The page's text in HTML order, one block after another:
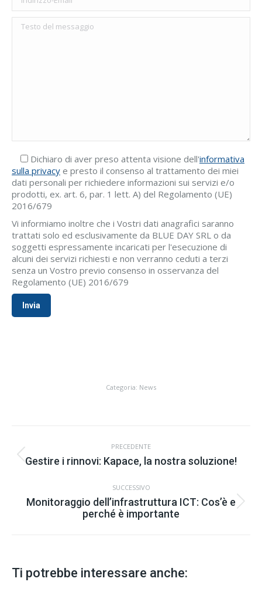
Dichiaro di aver preso attenta visione dell'informativa
sulla privacy e presto il consenso al trattamento dei miei
dati personali per richiedere informazioni sui servizi e/o
prodotti, ex. art. 6, par. 1 lett. A) del Regolamento (UE)
2016/679
Vi informiamo inoltre che i Vostri dati anagrafici saranno
trattati solo ed esclusivamente da BLUE DAY SRL o da
soggetti espressamente incaricati per l'esecuzione di
alcuni dei servizi richiesti e non verranno ceduti a terzi
senza un Vostro previo consenso in osservanza del
Regolamento (UE) 2016/679
Categoria: News
di
navigazione
PRECEDENTE
Stile
Gestire i rinnovi: Kapace, la nostra soluzione!
SUCCESSIVO
Numero
di
Monitoraggio dell’infrastruttura ICT: Cos’è e
perché è importante
Ti potrebbe interessare anche: